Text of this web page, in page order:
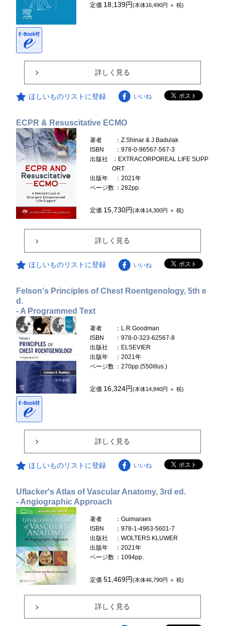
定価 18,139円(本体16,490円 ＋ 税)
詳しく見る
ほしいものリストに登録 いいね
ECPR & Resuscitative ECMO
著者
：Z.Shinar & J.Badulak
ISBN
：978-0-96567-567-3
出版社
：EXTRACORPOREAL LIFE SUPP
ORT
出版年
：2021年
ページ数 ：282pp.
定価 15,730円(本体14,300円 ＋ 税)
詳しく見る
ほしいものリストに登録 いいね
Felson's Principles of Chest Roentgenology, 5th e
d.
- A Programmed Text
著者
：L.R.Goodman
ISBN
：978-0-323-62567-8
出版社
：ELSEVIER
出版年
：2021年
ページ数 ：270pp.(550illus.)
定価 16,324円(本体14,840円 ＋ 税)
詳しく見る
ほしいものリストに登録 いいね
Uflacker's Atlas of Vascular Anatomy, 3rd ed.
- Angiographic Approach
著者
：Guimaraes
ISBN
：978-1-4963-5601-7
出版社
：WOLTERS KLUWER
出版年
：2021年
ページ数 ：1094pp.
定価51,469円(本体46,790円 ＋ 税)
詳しく見る